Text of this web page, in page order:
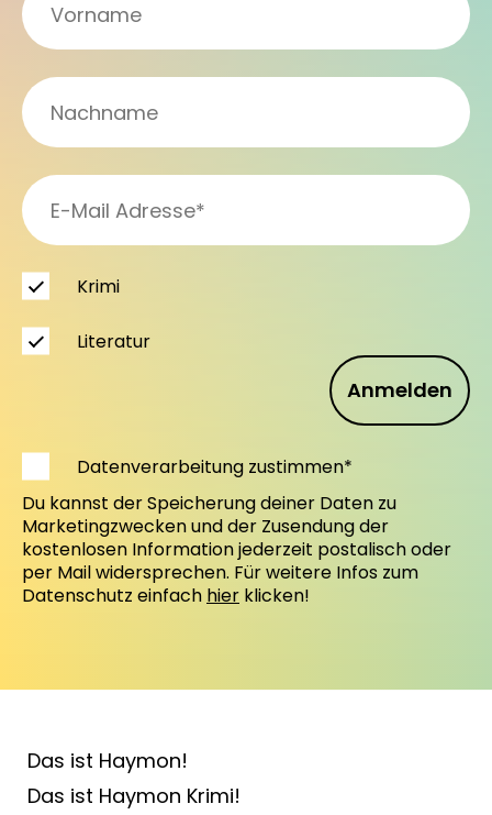
Anmelden
Krimi
Literatur
Datenverarbeitung zustimmen*
Du kannst der Speicherung deiner Daten zu
Marketingzwecken und der Zusendung der
kostenlosen Information jederzeit postalisch oder
per Mail widersprechen. Für weitere Infos zum
Datenschutz einfach hier klicken!
Das ist Haymon!
Das ist Haymon Krimi!